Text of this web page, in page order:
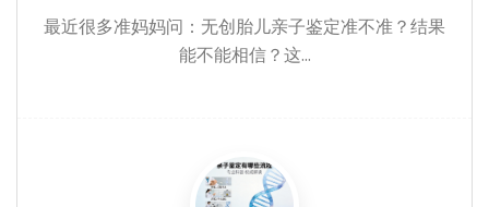
最近很多准妈妈问：无创胎儿亲子鉴定准不准？结果
能不能相信？这...